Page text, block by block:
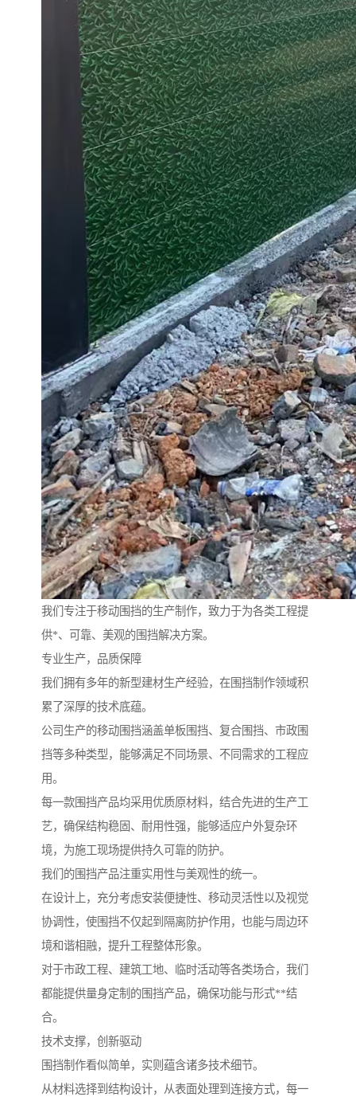
我们专注于移动围挡的生产制作，致力于为各类工程提
供*、可靠、美观的围挡解决方案。
专业生产，品质保障
我们拥有多年的新型建材生产经验，在围挡制作领域积
累了深厚的技术底蕴。
公司生产的移动围挡涵盖单板围挡、复合围挡、市政围
挡等多种类型，能够满足不同场景、不同需求的工程应
用。
每一款围挡产品均采用优质原材料，结合先进的生产工
艺，确保结构稳固、耐用性强，能够适应户外复杂环
境，为施工现场提供持久可靠的防护。
我们的围挡产品注重实用性与美观性的统一。
在设计上，充分考虑安装便捷性、移动灵活性以及视觉
协调性，使围挡不仅起到隔离防护作用，也能与周边环
境和谐相融，提升工程整体形象。
对于市政工程、建筑工地、临时活动等各类场合，我们
都能提供量身定制的围挡产品，确保功能与形式**结
合。
技术支撑，创新驱动
围挡制作看似简单，实则蕴含诸多技术细节。
从材料选择到结构设计，从表面处理到连接方式，每一